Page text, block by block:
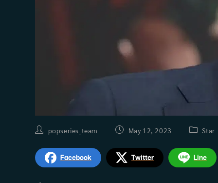
Postpopseries_team
PostMay 12, 2023
PostStar
Facebook Twitter Line